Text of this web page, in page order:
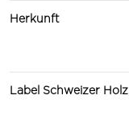
Herkunft
Label Schweizer Holz